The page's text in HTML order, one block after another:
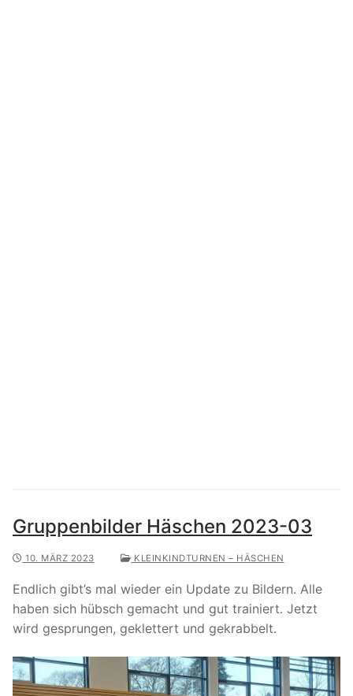
Gruppenbilder Häschen 2023-03
10. MÄRZ 2023 KLEINKINDTURNEN – HÄSCHEN
Endlich gibt’s mal wieder ein Update zu Bildern. Alle
haben sich hübsch gemacht und gut trainiert. Jetzt
wird gesprungen, geklettert und gekrabbelt.